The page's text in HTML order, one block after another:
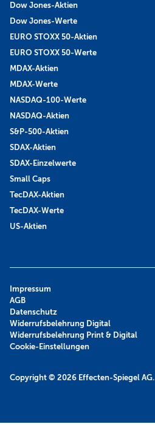
Dow Jones-Aktien
Dow Jones-Werte
EURO STOXX 50-Aktien
EURO STOXX 50-Werte
MDAX-Aktien
MDAX-Werte
NASDAQ-100-Werte
NASDAQ-Aktien
S&P-500-Aktien
SDAX-Aktien
SDAX-Einzelwerte
Small Caps
TecDAX-Aktien
TecDAX-Werte
US-Aktien
Copyright © 2026 Effecten-Spiegel AG.
Impressum
AGB
Datenschutz
Widerrufsbelehrung Digital
Widerrufsbelehrung Print & Digital
Cookie-Einstellungen